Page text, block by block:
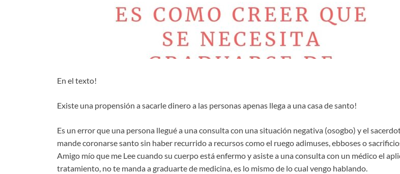
En el texto!
Existe una propensión a sacarle dinero a las personas apenas llega a una casa de santo!
Es un error que una persona llegué a una consulta con una situación negativa (osogbo) y el
mande coronarse santo sin haber recurrido a recursos como el ruego adimuses, ebboses o
Amigo mío que me Lee cuando su cuerpo está enfermo y asiste a una consulta con un médico el
tratamiento, no te manda a graduarte de medicina, es lo mismo de lo cual vengo hablando.